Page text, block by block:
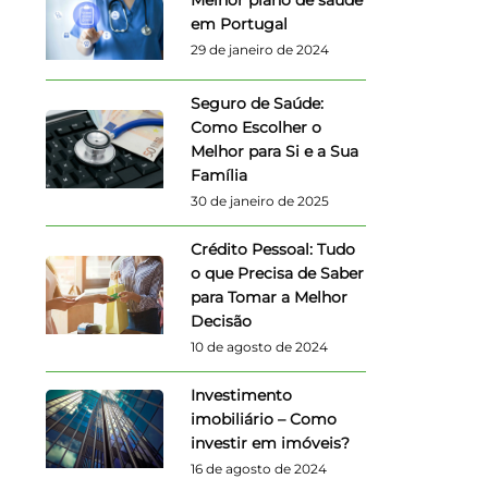
em Portugal
29 de janeiro de 2024
Seguro de Saúde:
Como Escolher o
Melhor para Si e a Sua
Família
30 de janeiro de 2025
Crédito Pessoal: Tudo
o que Precisa de Saber
para Tomar a Melhor
Decisão
10 de agosto de 2024
Investimento
imobiliário – Como
investir em imóveis?
16 de agosto de 2024